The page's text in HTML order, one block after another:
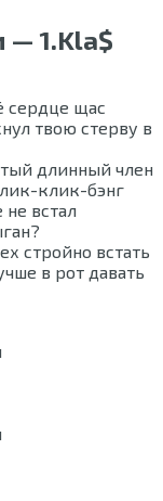
— 1.Kla$
сердце щас
твою стерву в
длинный член
клик-бэнг
встал
стройно встать
в рот давать